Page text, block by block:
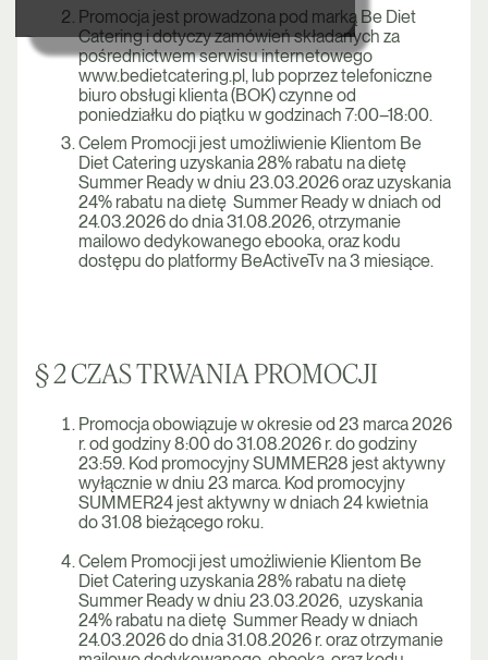
Promocja jest prowadzona pod marką Be Diet
Catering i dotyczy zamówień składanych za
pośrednictwem serwisu internetowego
www.bedietcatering.pl, lub poprzez telefoniczne
biuro obsługi klienta (BOK) czynne od
poniedziałku do piątku w godzinach 7:00–18:00.
Celem Promocji jest umożliwienie Klientom Be
Diet Catering uzyskania 28% rabatu na dietę
Summer Ready w dniu 23.03.2026 oraz uzyskania
24% rabatu na dietę Summer Ready w dniach od
24.03.2026 do dnia 31.08.2026, otrzymanie
mailowo dedykowanego ebooka, oraz kodu
dostępu do platformy BeActiveTv na 3 miesiące.
§ 2 CZAS TRWANIA PROMOCJI
Promocja obowiązuje w okresie od 23 marca 2026
r. od godziny 8:00 do 31.08.2026 r. do godziny
23:59. Kod promocyjny SUMMER28 jest aktywny
wyłącznie w dniu 23 marca. Kod promocyjny
SUMMER24 jest aktywny w dniach 24 kwietnia
do 31.08 bieżącego roku.
Celem Promocji jest umożliwienie Klientom Be
Diet Catering uzyskania 28% rabatu na dietę
Summer Ready w dniu 23.03.2026, uzyskania
24% rabatu na dietę Summer Ready w dniach
24.03.2026 do dnia 31.08.2026 r. oraz otrzymanie